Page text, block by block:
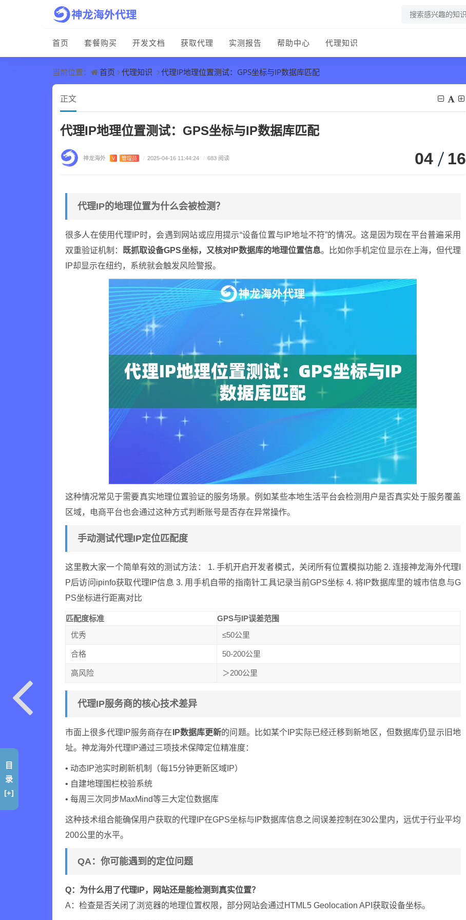
首页 套餐购买 开发文档 获取代理 实测报告 帮助中心 代理知识
当前位置： 首页 代理知识 代理IP地理位置测试：GPS坐标与IP数据库匹配
正文
代理IP地理位置测试：GPS坐标与IP数据库匹配
神龙海外 V 管理员 / 2025-04-16 11:44:24 / 683 阅读 04 16
代理IP的地理位置为什么会被检测？
很多人在使用代理IP时，会遇到网站或应用提示“设备位置与IP地址不符”的情况。这是因为现在平台普遍采用
双重验证机制： 既抓取设备GPS坐标，又核对IP数据库的地理位置信息。比如你手机定位显示在上海，但代理
IP却显示在纽约，系统就会触发风险警报。
这种情况常见于需要真实地理位置验证的服务场景。例如某些本地生活平台会检测用户是否真实处于服务覆盖
区域，电商平台也会通过这种方式判断账号是否存在异常操作。
手动测试代理IP定位匹配度
这里教大家一个简单有效的测试方法： 1. 手机开启开发者模式，关闭所有位置模拟功能 2. 连接神龙海外代理I
P后访问ipinfo获取代理IP信息 3. 用手机自带的指南针工具记录当前GPS坐标 4. 将IP数据库里的城市信息与G
PS坐标进行距离对比
匹配度标准
GPS与IP误差范围
优秀
≤50公里
合格 50-200公里
高风险 ＞200公里
代理IP服务商的核心技术差异
市面上很多代理IP服务商存在 IP数据库更新的问题。比如某个IP实际已经迁移到新地区，但数据库仍显示旧地
址。神龙海外代理IP通过三项技术保障定位精准度：
• 动态IP池实时刷新机制（每15分钟更新区域IP）
• 自建地理围栏校验系统
• 每周三次同步MaxMind等三大定位数据库
这种技术组合能确保用户获取的代理IP在GPS坐标与IP数据库信息之间误差控制在30公里内，远优于行业平均
200公里的水平。
QA：你可能遇到的定位问题
Q：为什么用了代理IP，网站还是能检测到真实位置？
A：检查是否关闭了浏览器的地理位置权限，部分网站会通过HTML5 Geolocation API获取设备坐标。
目
录
[+]